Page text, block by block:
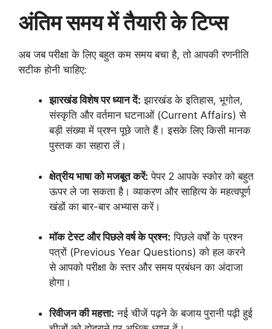
अंतिम समय में तैयारी के टिप्स
अब जब परीक्षा के लिए बहुत कम समय बचा है, तो आपकी रणनीति
सटीक होनी चाहिए:
झारखंड विशेष पर ध्यान दें: झारखंड के इतिहास, भूगोल,
संस्कृति और वर्तमान घटनाओं (Current Affairs) से
बड़ी संख्या में प्रश्न पूछे जाते हैं। इसके लिए किसी मानक
पुस्तक का सहारा लें।
क्षेत्रीय भाषा को मजबूत करें: पेपर 2 आपके स्कोर को बहुत
ऊपर ले जा सकता है। व्याकरण और साहित्य के महत्वपूर्ण
खंडों का बार-बार अभ्यास करें।
मॉक टेस्ट और पिछले वर्ष के प्रश्न: पिछले वर्षों के प्रश्न
पत्रों (Previous Year Questions) को हल करने
से आपको परीक्षा के स्तर और समय प्रबंधन का अंदाजा
होगा।
रिवीजन की महत्ता: नई चीजें पढ़ने के बजाय पुरानी पढ़ी हुई